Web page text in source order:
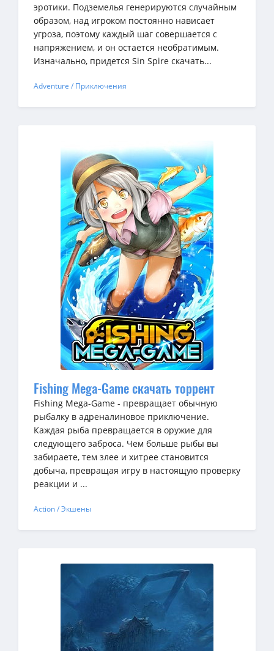
эротики. Подземелья генерируются случайным
образом, над игроком постоянно нависает
угроза, поэтому каждый шаг совершается с
напряжением, и он остается необратимым.
Изначально, придется Sin Spire скачать...
Adventure / Приключения
Fishing Mega-Game скачать торрент
Fishing Mega-Game - превращает обычную
рыбалку в адреналиновое приключение.
Каждая рыба превращается в оружие для
следующего заброса. Чем больше рыбы вы
забираете, тем злее и хитрее становится
добыча, превращая игру в настоящую проверку
реакции и ...
Action / Экшены